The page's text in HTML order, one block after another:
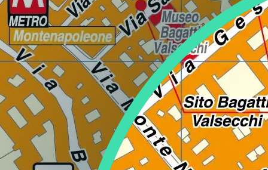
Marche
Regione
Molise
Regione
Piemonte
Regione
Puglia
Regione
Sardegna